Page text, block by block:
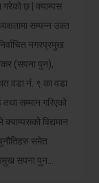
गरेको छ | क्याम्पस
सम्पन्न उक्त
नगरप्रमुख
(सपना पुन),
वडा नं. ९ का वडा
सम्मान गरिएको
विद्यमान
समेत
सपना पुन…